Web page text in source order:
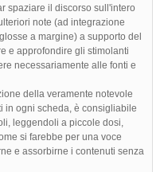
spaziare il discorso sull'intero
note (ad integrazione
a margine) a supporto del
e approfondire gli stimolanti
necessariamente alle fonti e
della veramente notevole
in ogni scheda, è consigliabile
leggendoli a piccole dosi,
si farebbe per una voce
e assorbirne i contenuti senza